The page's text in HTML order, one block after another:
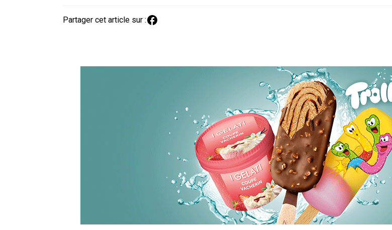
Partager cet article sur :